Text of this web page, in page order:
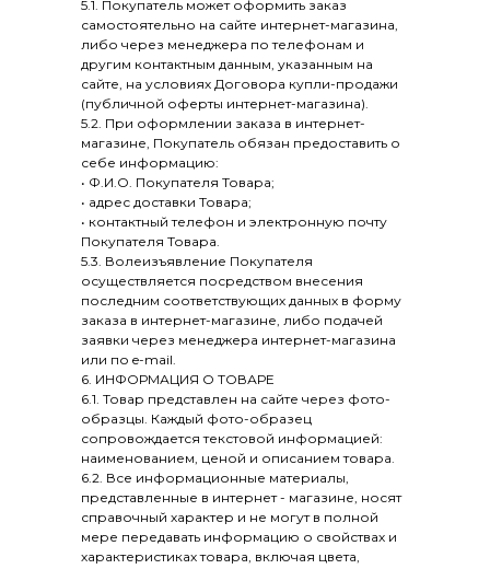
5.1. Покупатель может оформить заказ
самостоятельно на сайте интернет-магазина,
либо через менеджера по телефонам и
другим контактным данным, указанным на
сайте, на условиях Договора купли-продажи
(публичной оферты интернет-магазина).
5.2. При оформлении заказа в интернет-
магазине, Покупатель обязан предоставить о
себе информацию:
• Ф.И.О. Покупателя Товара;
• адрес доставки Товара;
• контактный телефон и электронную почту
Покупателя Товара.
5.3. Волеизъявление Покупателя
осуществляется посредством внесения
последним соответствующих данных в форму
заказа в интернет-магазине, либо подачей
заявки через менеджера интернет-магазина
или по e-mail.
6. ИНФОРМАЦИЯ О ТОВАРЕ
6.1. Товар представлен на сайте через фото-
образцы. Каждый фото-образец
сопровождается текстовой информацией:
наименованием, ценой и описанием товара.
6.2. Все информационные материалы,
представленные в интернет - магазине, носят
справочный характер и не могут в полной
мере передавать информацию о свойствах и
характеристиках товара, включая цвета,